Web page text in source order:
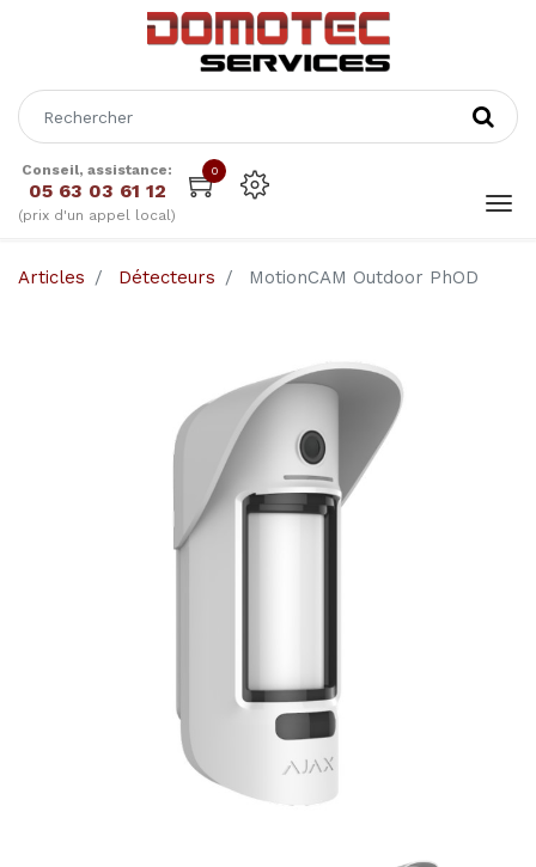
Conseil, assistance:
05 63 03 61 12
(prix d'un appel local)
0
Articles Détecteurs MotionCAM Outdoor PhOD